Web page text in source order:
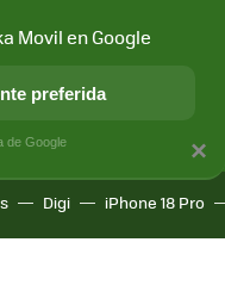
APLICACIONES
Digi iPhone 18 Pro
×
Movil en Google
preferida
de Google